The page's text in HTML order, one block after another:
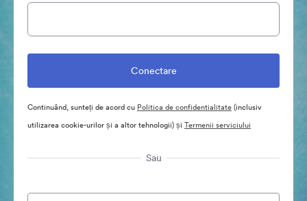
Continuând, sunteți de acord cu Politica de confidentialitate(inclusiv
utilizarea cookie-urilor și a altor tehnologii) și Termenii serviciului
Sau